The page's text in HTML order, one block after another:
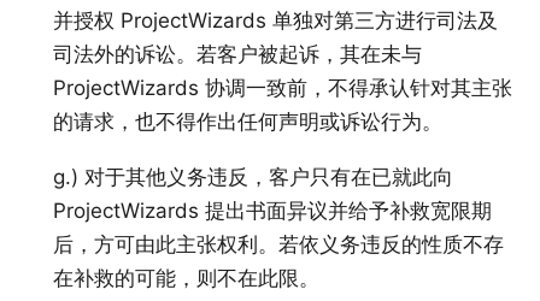
并授权 ProjectWizards 单独对第三方进行司法及
司法外的诉讼。若客户被起诉，其在未与
ProjectWizards 协调一致前，不得承认针对其主张
的请求，也不得作出任何声明或诉讼行为。
g.) 对于其他义务违反，客户只有在已就此向
ProjectWizards 提出书面异议并给予补救宽限期
后，方可由此主张权利。若依义务违反的性质不存
在补救的可能，则不在此限。